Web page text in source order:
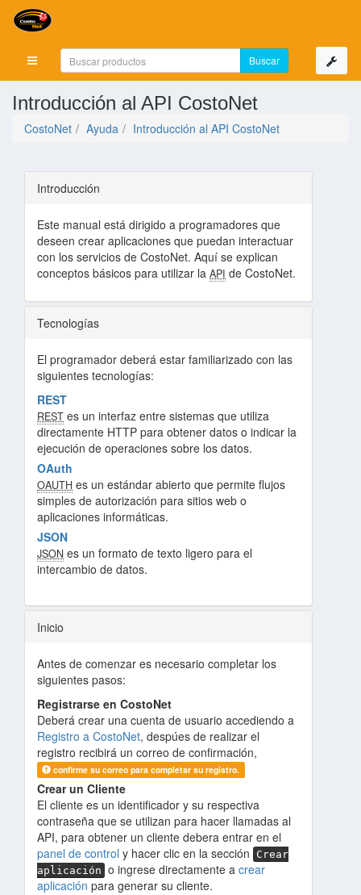
Mostrar menú
Introducción al API CostoNet
CostoNet Ayuda Introducción al API CostoNet
Introducción
Este manual está dirigido a programadores que
deseen crear aplicaciones que puedan interactuar
con los servicios de CostoNet. Aquí se explican
conceptos básicos para utilizar la API de CostoNet.
Tecnologías
El programador deberá estar familiarizado con las
siguientes tecnologías:
REST
REST es un interfaz entre sistemas que utiliza
directamente HTTP para obtener datos o indicar la
ejecución de operaciones sobre los datos.
OAuth
OAUTH es un estándar abierto que permite flujos
simples de autorización para sitios web o
aplicaciones informáticas.
JSON
JSON es un formato de texto ligero para el
intercambio de datos.
Inicio
Antes de comenzar es necesario completar los
siguientes pasos:
Registrarse en CostoNet
Deberá crear una cuenta de usuario accediendo a
Registro a CostoNet, despúes de realizar el
registro recibirá un correo de confirmación,
confirme su correo para completar su registro.
Crear un Cliente
El cliente es un identificador y su respectiva
contraseña que se utilizan para hacer llamadas al
API, para obtener un cliente debera entrar en el
panel de control y hacer clic en la sección
Crear
aplicación o ingrese directamente a crear
aplicación para generar su cliente.